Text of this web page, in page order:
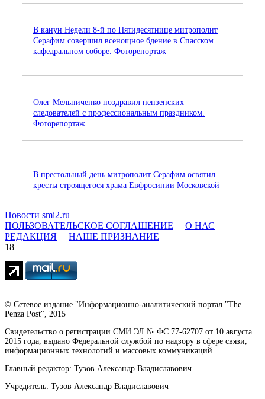
В канун Недели 8-й по Пятидесятнице митрополит
Серафим совершил всенощное бдение в Спасском
кафедральном соборе. Фоторепортаж
Олег Мельниченко поздравил пензенских
следователей с профессиональным праздником.
Фоторепортаж
В престольный день митрополит Серафим освятил
кресты строящегося храма Евфросинии Московской
Новости smi2.ru
ПОЛЬЗОВАТЕЛЬСКОЕ СОГЛАШЕНИЕ
О НАС
РЕДАКЦИЯ
НАШЕ ПРИЗНАНИЕ
18+
© Сетевое издание "Информационно-аналитический портал "The
Penza Post", 2015
Свидетельство о регистрации СМИ ЭЛ № ФС 77-62707 от 10 августа
2015 года, выдано Федеральной службой по надзору в сфере связи,
информационных технологий и массовых коммуникаций.
Главный редактор: Тузов Александр Владиславович
Учредитель: Тузов Александр Владиславович